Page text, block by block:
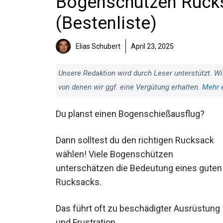
(Bestenliste)
Elias Schubert April 23, 2025
Unsere Redaktion wird durch Leser unterstützt.
von denen wir ggf. eine Vergütung erhalten. Mehr
Du planst einen Bogenschießausflug?
Dann solltest du den richtigen Rucksack
wählen! Viele Bogenschützen
unterschätzen die Bedeutung eines guten
Rucksacks.
Das führt oft zu beschädigter Ausrüstung